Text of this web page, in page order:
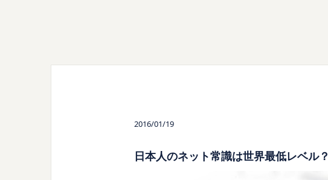
2016/01/19
日本人のネット常識は世界最低レベル？